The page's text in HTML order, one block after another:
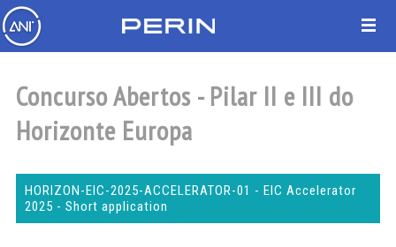
Concurso Abertos - Pilar II e III do
Horizonte Europa
HORIZON-EIC-2025-ACCELERATOR-01 - EIC Accelerator
2025 - Short application